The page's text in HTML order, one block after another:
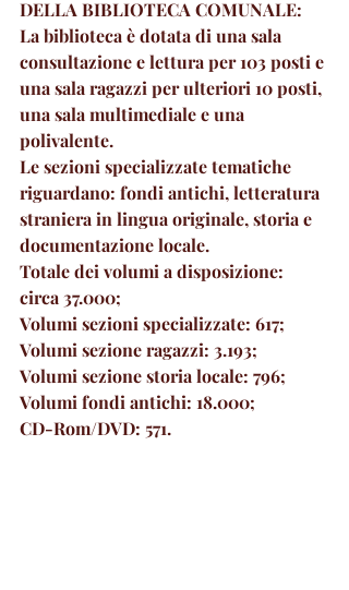
DELLA BIBLIOTECA COMUNALE:
La biblioteca è dotata di una sala
consultazione e lettura per 103 posti e
una sala ragazzi per ulteriori 10 posti,
una sala multimediale e una
polivalente.
Le sezioni specializzate tematiche
riguardano: fondi antichi, letteratura
straniera in lingua originale, storia e
documentazione locale.
Totale dei volumi a disposizione:
circa 37.000;
Volumi sezioni specializzate: 617;
Volumi sezione ragazzi: 3.193;
Volumi sezione storia locale: 796;
Volumi fondi antichi: 18.000;
CD-Rom/DVD: 571.